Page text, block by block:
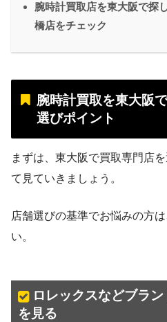
腕時計買取店を東大阪で探
橋店をチェック
腕時計買取を東大阪
選びポイント
まずは、東大阪で買取専門店
て見ていきましょう。
店舗選びの基準でお悩みの方
い。
ロレックスなどブラ
を見る